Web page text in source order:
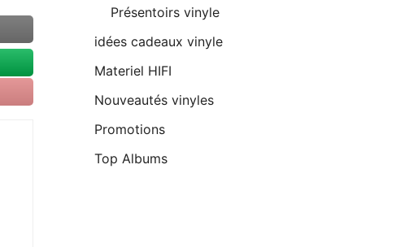
Présentoirs vinyle
idées cadeaux vinyle
Materiel HIFI
Nouveautés vinyles
Promotions
Top Albums